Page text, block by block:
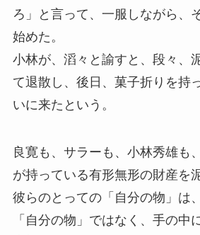
ろ」と言って、一服しながら、
始めた。
小林が、滔々と諭すと、段々、
て退散し、後日、菓子折りを持
いに来たという。
良寛も、サラーも、小林秀雄も
が持っている有形無形の財産を
彼らのとっての「自分の物」は
「自分の物」ではなく、手の中